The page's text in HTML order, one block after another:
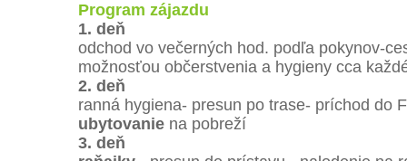
Program zájazdu
1. deň
odchod vo večerných hod. podľa pokynov-
možnosťou občerstvenia a hygieny cca
2. deň
ranná hygiena- presun po trase- príchod do
ubytovanie na pobreží
3. deň